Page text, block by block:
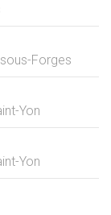
Forges
Yon
Yon